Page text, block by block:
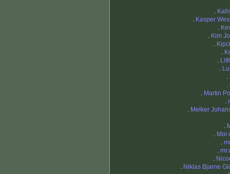
.
. Kasper
.
. Kim
.
.
.
.
.
.
. Martin
.
. Melker
.
. Moi
.
.
.
. Niklas Bjarne